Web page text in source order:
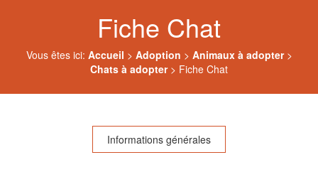
Fiche Chat
Vous êtes ici: Accueil > Adoption > Animaux à adopter>
Chats à adopter> Fiche Chat
Informations générales